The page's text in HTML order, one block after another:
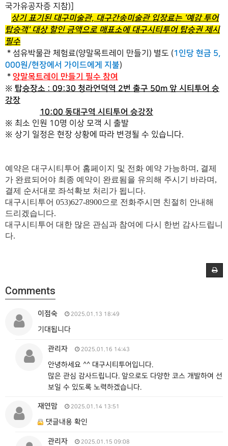
국가유공자증 지참)]
상기 표기된 대구미술관, 대구간송미술관 입장료는 '예감 투어
탑승객' 대상 할인 금액으로 매표소에 대구시티투어 탑승권 제시
필수
* 섬유박물관 체험료(양말목트레이 만들기) 별도 (1인당 현금 5,
000원/현장에서 가이드에게 지불)
* 양말목트레이 만들기 필수 참여
※ ​탑승장소 : 09:30 청라언덕역 2번 출구 50m 앞 시티투어 승
강장
10:00 동대구역 시티투어 승강장
※ 최소 인원 10명 이상 모객 시 출발
※ 상기 일정은 현장 상황에 따라 변경될 수 있습니다.
예약은 대구시티투어 홈페이지 및 전화 예약 가능하며, 결제
가 완료되어야 최종 예약이 완료됨을 유의해 주시기 바라며,
결제 순서대로 좌석확보 처리가 됩니다.
대구시티투어 053)627-8900으로 전화주시면 친절히 안내해
드리겠습니다.
대구시티투어 대한 많은 관심과 참여에 다시 한번 감사드립니
다.
Comments
이점숙 2025.01.13 18:49
기대됩니다
관리자 2025.01.16 14:43
안녕하세요 ^^ 대구시티투어입니다.
많은 관심 감사드립니다. 앞으로도 다양한 코스 개발하여 선
보일 수 있도록 노력하겠습니다.
재연맘 2025.01.14 13:51
댓글내용 확인
관리자 2025.01.15 09:08